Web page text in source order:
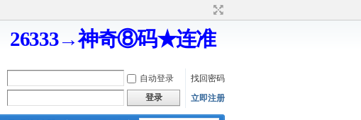
26333→神奇⑧码★连准
自动登录
找回密码
登录 立即注册